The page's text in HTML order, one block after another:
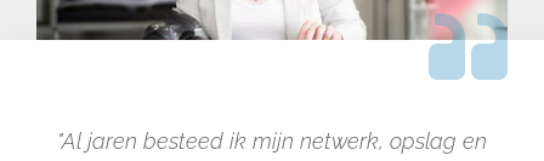
"Al jaren besteed ik mijn netwerk, opslag en